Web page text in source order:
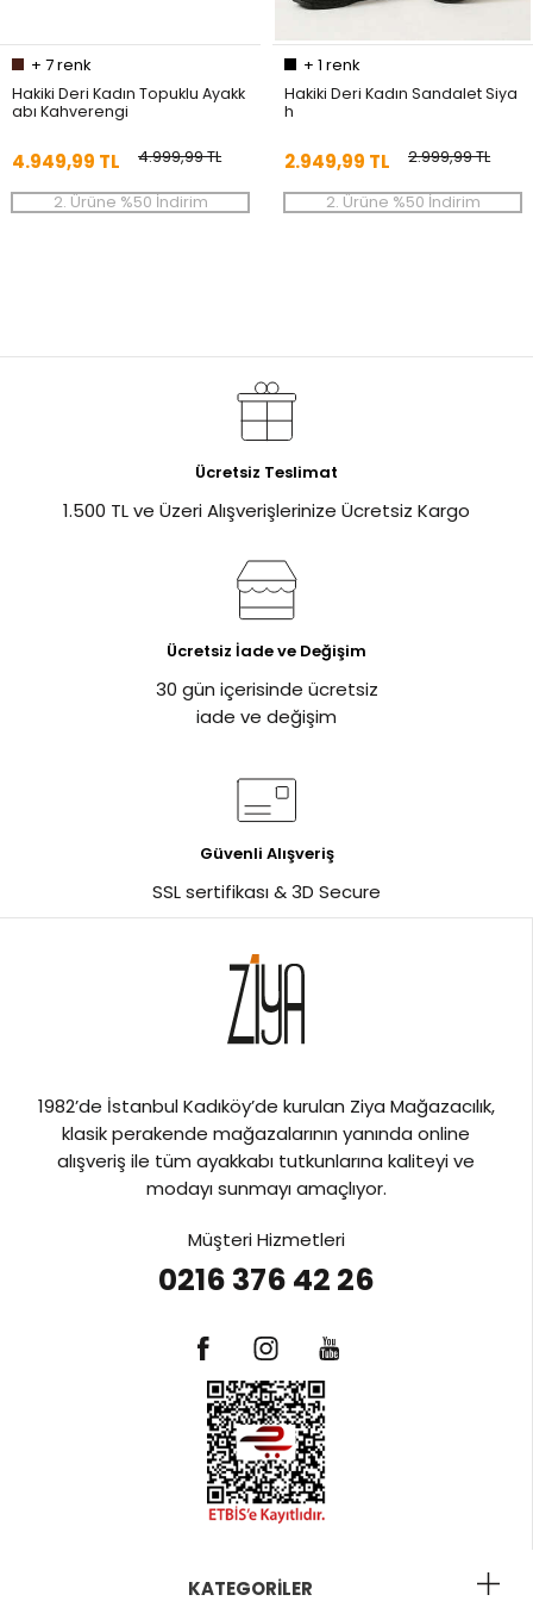
+ 7renk
Hakiki Deri Kadın Topuklu Ayakk
abı Kahverengi
4.999,99 TL
4.949,99 TL
2. Ürüne %50 İndirim
+ 1 renk
Hakiki Deri Kadın Sandalet Siya
h
2.999,99 TL
2.949,99 TL
2. Ürüne %50 İndirim
Ücretsiz Teslimat
1.500 TL ve Üzeri Alışverişlerinize Ücretsiz Kargo
Ücretsiz İade ve Değişim
30 gün içerisinde ücretsiz
iade ve değişim
Güvenli Alışveriş
SSL sertifikası & 3D Secure
1982’de İstanbul Kadıköy’de kurulan Ziya Mağazacılık,
klasik perakende mağazalarının yanında online
alışveriş ile tüm ayakkabı tutkunlarına kaliteyi ve
modayı sunmayı amaçlıyor.
Müşteri Hizmetleri
0216 376 42 26
KATEGORILER